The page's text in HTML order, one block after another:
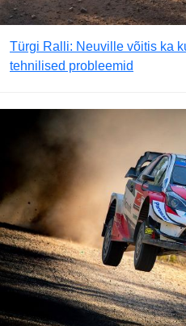
Türgi Ralli: Neuville võitis ka
tehnilised probleemid